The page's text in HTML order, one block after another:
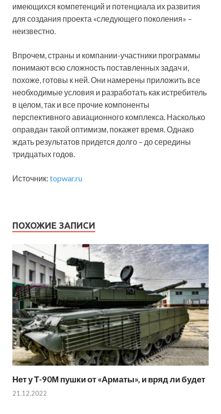
имеющихся компетенций и потенциала их развития
для создания проекта «следующего поколения» –
неизвестно.
Впрочем, страны и компании-участники программы
понимают всю сложность поставленных задач и,
похоже, готовы к ней. Они намерены приложить все
необходимые условия и разработать как истребитель
в целом, так и все прочие компоненты
перспективного авиационного комплекса. Насколько
оправдан такой оптимизм, покажет время. Однако
ждать результатов придется долго – до середины
тридцатых годов.
Источник: topwar.ru
ПОХОЖИЕ ЗАПИСИ
Нет у Т-90М пушки от «Арматы», и вряд ли будет
21.12.2022